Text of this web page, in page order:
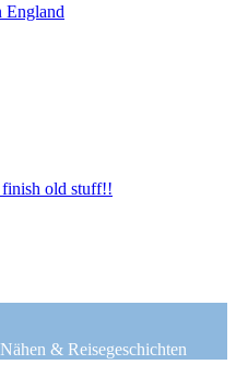
England
old stuff!!
& Reisegeschichten